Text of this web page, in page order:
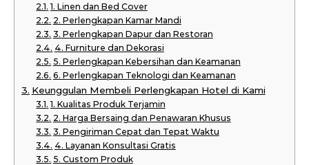
1. Linen dan Bed Cover
2. Perlengkapan Kamar Mandi
3. Perlengkapan Dapur dan Restoran
4. Furniture dan Dekorasi
5. Perlengkapan Kebersihan dan Keamanan
6. Perlengkapan Teknologi dan Keamanan
Keunggulan Membeli Perlengkapan Hotel di Kami
1. Kualitas Produk Terjamin
2. Harga Bersaing dan Penawaran Khusus
3. Pengiriman Cepat dan Tepat Waktu
4. Layanan Konsultasi Gratis
5. Custom Produk